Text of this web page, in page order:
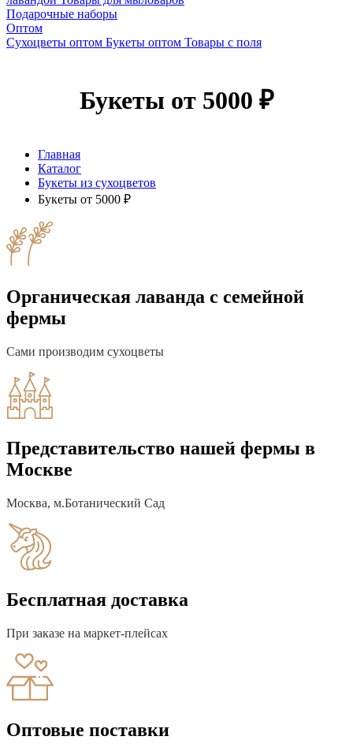
Подарочные наборы
Оптом
Сухоцветы оптом Букеты оптом Товары с поля
Букеты от 5000 ₽
Главная
Каталог
Букеты из сухоцветов
Букеты от 5000 ₽
Органическая лаванда с семейной
фермы
Сами производим сухоцветы
Представительство нашей фермы в
Москве
Москва, м.Ботанический Сад
Бесплатная доставка
При заказе на маркет-плейсах
Оптовые поставки